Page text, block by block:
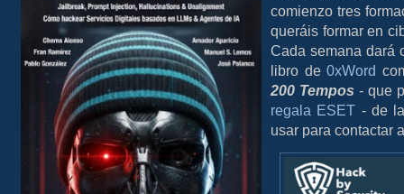
comienzo tres
queráis formar en
Cada semana dará
libro de0xWord
200 Tempos - que
regala ESET - de
usar para contactar